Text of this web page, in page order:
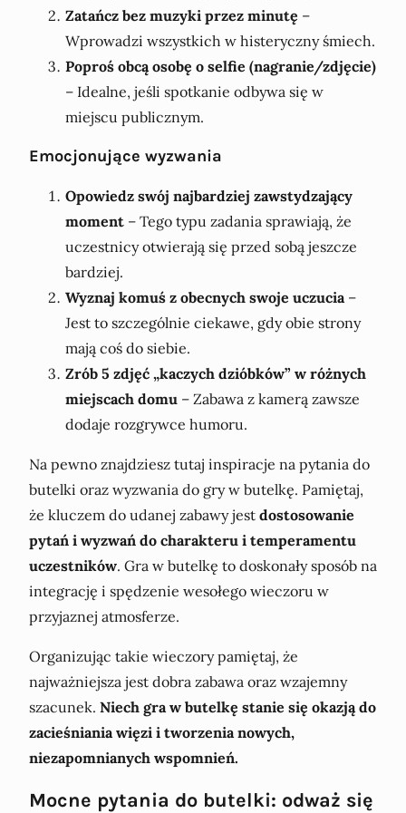
Zatańcz bez muzyki przez minutę –
Wprowadzi wszystkich w histeryczny śmiech.
Poproś obcą osobę o selfie (nagranie/zdjęcie)
– Idealne, jeśli spotkanie odbywa się w
miejscu publicznym.
Emocjonujące wyzwania
Opowiedz swój najbardziej zawstydzający
moment – Tego typu zadania sprawiają, że
uczestnicy otwierają się przed sobą jeszcze
bardziej.
Wyznaj komuś z obecnych swoje uczucia –
Jest to szczególnie ciekawe, gdy obie strony
mają coś do siebie.
Zrób 5 zdjęć „kaczych dzióbków” w różnych
miejscach domu – Zabawa z kamerą zawsze
dodaje rozgrywce humoru.
Na pewno znajdziesz tutaj inspiracje na pytania do
butelki oraz wyzwania do gry w butelkę. Pamiętaj,
że kluczem do udanej zabawy jest dostosowanie
pytań i wyzwań do charakteru i temperamentu
uczestników. Gra w butelkę to doskonały sposób na
integrację i spędzenie wesołego wieczoru w
przyjaznej atmosferze.
Organizując takie wieczory pamiętaj, że
najważniejsza jest dobra zabawa oraz wzajemny
szacunek. Niech gra w butelkę stanie się okazją do
zacieśniania więzi i tworzenia nowych,
niezapomnianych wspomnień.
Mocne pytania do butelki: odważ się